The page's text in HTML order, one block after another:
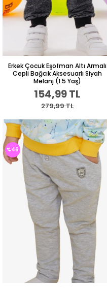
Erkek Çocuk Eşofman Altı Armalı
Cepli Bağcık Aksesuarlı Siyah
Melanj (1.5 Yaş)
154,99 TL
279,99 TL
%46